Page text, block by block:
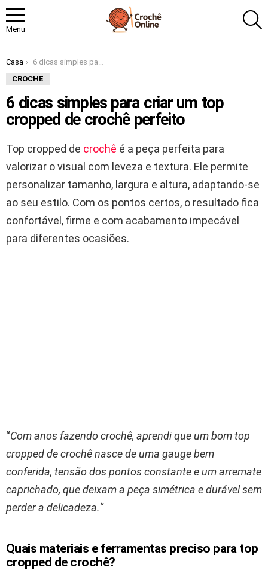
Menu
Você está aqui:
Casa
6 dicas simples para criar um top cropped de crochê perfeito
CROCHE
6 dicas simples para criar um top
cropped de crochê perfeito
Top cropped de crochê é a peça perfeita para
valorizar o visual com leveza e textura. Ele permite
personalizar tamanho, largura e altura, adaptando-se
ao seu estilo. Com os pontos certos, o resultado fica
confortável, firme e com acabamento impecável
para diferentes ocasiões.
“Com anos fazendo crochê, aprendi que um bom top
cropped de crochê nasce de uma gauge bem
conferida, tensão dos pontos constante e um arremate
caprichado, que deixam a peça simétrica e durável sem
perder a delicadeza.“
Quais materiais e ferramentas preciso para top
cropped de crochê?